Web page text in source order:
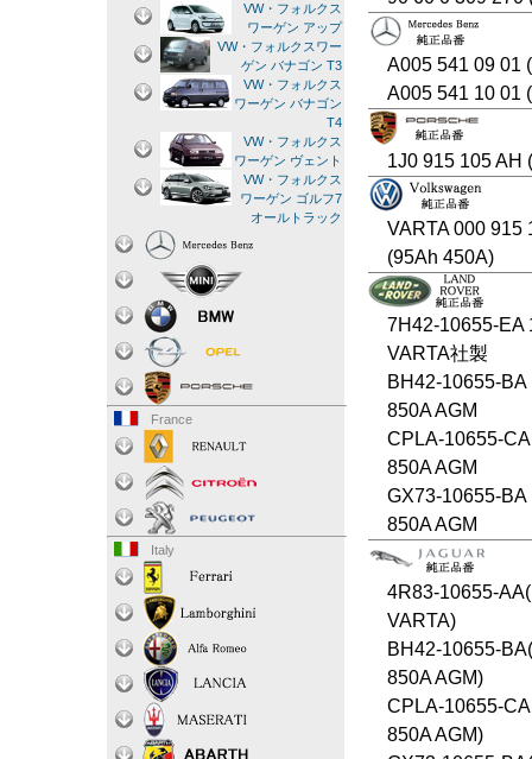
A005 541 09 01
A005 541 10 01
1J0 915 105 AH
VARTA 000 915
(95Ah 450A)
7H42-10655-EA
VARTA社製
BH42-10655-BA
850A AGM
CPLA-10655-
850A AGM
GX73-10655-BA
850A AGM
4R83-10655-
VARTA)
BH42-10655-
850A AGM)
CPLA-10655-
850A AGM)
VW・フォルクス
ワーゲン アップ
VW・フォルクスワー
ゲン バナゴン T3
VW・フォルクス
ワーゲン バナゴン
T4
VW・フォルクス
ワーゲン ヴェント
VW・フォルクス
ワーゲン ゴルフ7
オールトラック
France
Italy